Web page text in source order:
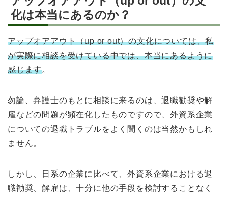
化は本当にあるのか？
アップオアアウト（up or out）の文化については、私
が実際に相談を受けている中では、本当にあるように
感じます。
勿論、弁護士のもとに相談に来るのは、退職勧奨や解
雇などの問題が顕在化したものですので、外資系企業
についての退職トラブルをよく聞くのは当然かもしれ
ません。
しかし、日系の企業に比べて、外資系企業における退
職勧奨、解雇は、十分に他の手段を検討することなく